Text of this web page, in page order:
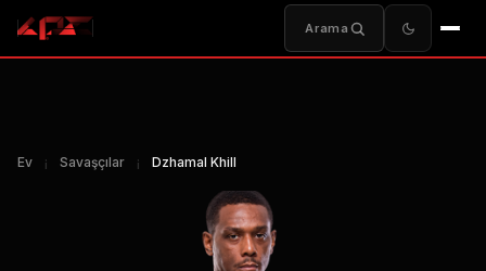
Arama
Ev ¡ Savaşçılar ¡ Dzhamal Khill